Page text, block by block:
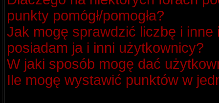
punkty pomógł/pomogła?
Jak mogę sprawdzić liczbę i
posiadam ja i inni użytkownicy?
W jaki sposób mogę dać
Ile mogę wystawić punktów w